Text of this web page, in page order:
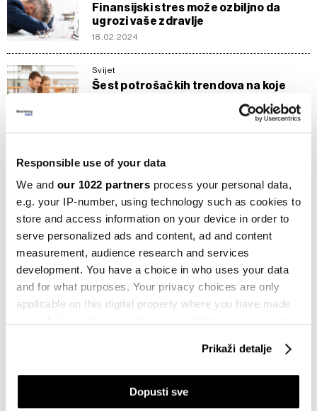
Responsible use of your data
We and our 1022 partners process your personal data,
e.g. your IP-number, using technology such as cookies to
store and access information on your device in order to
serve personalized ads and content, ad and content
measurement, audience research and services
development. You have a choice in who uses your data
and for what purposes. Your privacy choices are only
applicable on this digital property where you have made
If you allow, we would also like to:
Collect information about your geographical
Prikaži detalje
Dopusti sve
Finansijski stres može ozbiljno da
ugrozi vaše zdravlje
18.02.2024
Svijet
Šest potrošačkih trendova na koje
Politika
britanske tvrtke 7 milijardi funti
godišnje
06.10.2023
Bloomberg Adria TV
Skriveni teret burnouta: Mentalno
zdravlje u Bosni i Hercegovini
09.08.2023
Četverodnevni radni tjedan dobar za
06.08.2023
Evropa